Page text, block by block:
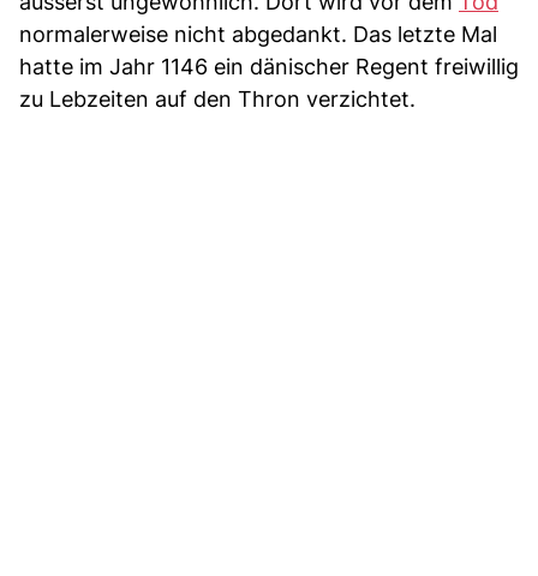
normalerweise nicht abgedankt. Das letzte Mal
hatte im Jahr 1146 ein dänischer Regent freiwillig
zu Lebzeiten auf den Thron verzichtet.